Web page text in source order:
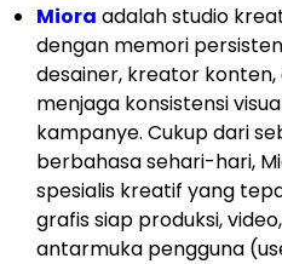
Miora adalah studio
dengan memori
desainer, kreator
menjaga konsistensi
kampanye. Cukup dari
berbahasa sehari-hari,
spesialis kreatif yang
grafis siap produksi,
antarmuka pengguna